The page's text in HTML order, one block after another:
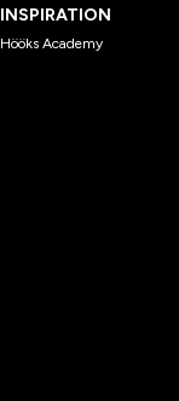
INSPIRATION
Hööks Academy